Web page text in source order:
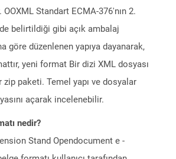
OOXML Standart ECMA-376'nın 2.
belirtildiği gibi açık ambalaj
göre düzenlenen yapıya dayanarak,
yeni format Bir dizi XML dosyası
zip paketi. Temel yapı ve dosyalar
açarak incelenebilir.
nedir?
Stand Opendocument e -